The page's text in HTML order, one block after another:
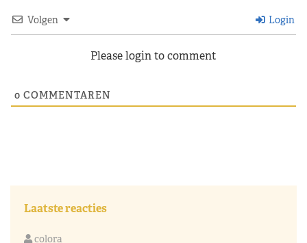
Volgen Login
Please login to comment
0 COMMENTAREN
Laatste reacties
colora